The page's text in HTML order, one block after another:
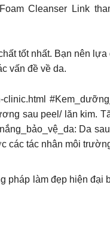
Cleanser Link
tốt nhất. Bạn nên
vấn đề về da.
sau peel/ lăn kim.
Da
các tác nhân môi
làm đẹp hiện đại